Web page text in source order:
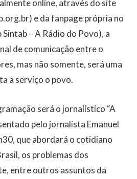
online, através do site
e da fanpage própria no
– A Rádio do Povo), a
de comunicação entre o
mas não somente, será uma
a serviço o povo.
será o jornalístico “A
pelo jornalista Emanuel
que abordará o cotidiano
os problemas dos
entre outros assuntos da